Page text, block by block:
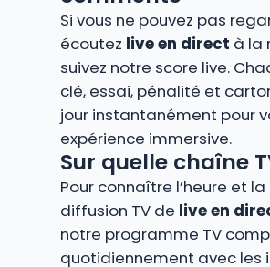
Si vous ne pouvez pas
écoutez live en direct à la
suivez notre score live.
clé, essai, pénalité et
jour instantanément pour
expérience immersive.
Sur quelle chaîne
Pour connaître l’heure et
diffusion TV de live en
notre programme TV
quotidiennement avec les